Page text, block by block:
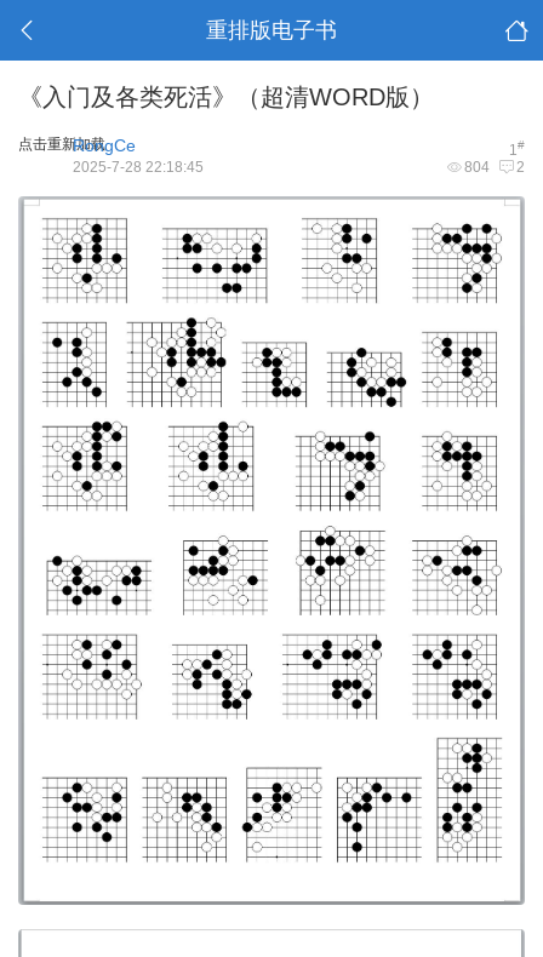
重排版电子书
《入门及各类死活》（超清WORD版）
点击重新加载 1#
RongCe
804 2
2025-7-28 22:18:45